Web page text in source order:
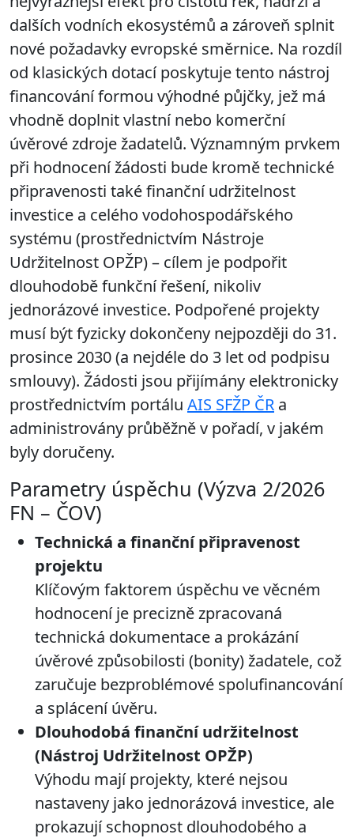
dalších vodních ekosystémů a zároveň splnit
nové požadavky evropské směrnice. Na rozdíl
od klasických dotací poskytuje tento nástroj
financování formou výhodné půjčky, jež má
vhodně doplnit vlastní nebo komerční
úvěrové zdroje žadatelů. Významným prvkem
při hodnocení žádosti bude kromě technické
připravenosti také finanční udržitelnost
investice a celého vodohospodářského
systému (prostřednictvím Nástroje
Udržitelnost OPŽP) – cílem je podpořit
dlouhodobě funkční řešení, nikoliv
jednorázové investice. Podpořené projekty
musí být fyzicky dokončeny nejpozději do 31.
prosince 2030 (a nejdéle do 3 let od podpisu
smlouvy). Žádosti jsou přijímány elektronicky
prostřednictvím portálu AIS SFŽP ČR a
administrovány průběžně v pořadí, v jakém
byly doručeny.
Parametry úspěchu (Výzva 2/2026
FN – ČOV)
Technická a finanční připravenost
projektu
Klíčovým faktorem úspěchu ve věcném
hodnocení je precizně zpracovaná
technická dokumentace a prokázání
úvěrové způsobilosti (bonity) žadatele, což
zaručuje bezproblémové spolufinancování
a splácení úvěru.
Dlouhodobá finanční udržitelnost
(Nástroj Udržitelnost OPŽP)
Výhodu mají projekty, které nejsou
nastaveny jako jednorázová investice, ale
prokazují schopnost dlouhodobého a